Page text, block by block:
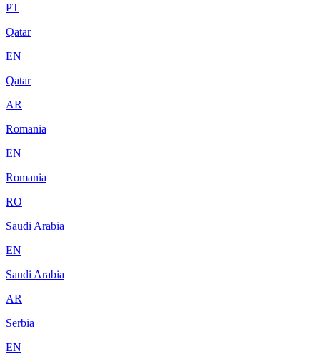
PT
Qatar
EN
Qatar
AR
Romania
EN
Romania
RO
Saudi Arabia
EN
Saudi Arabia
AR
Serbia
EN